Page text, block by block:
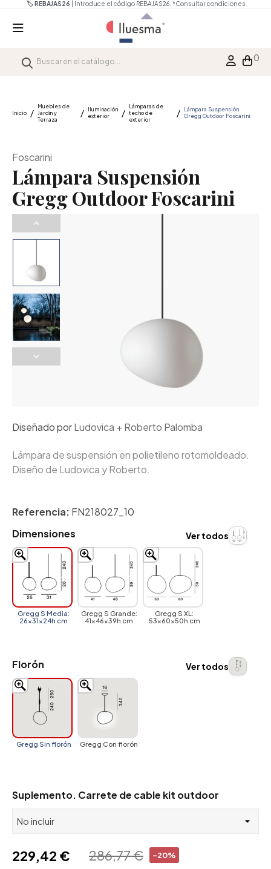
🏷️ REBAJAS26 | Introduce el código REBAJAS26. *Consultar condiciones
0
Inicio
Muebles de
Jardín y
Terraza
Iluminación
exterior
Lámparas de
techo de
exterior
Lámpara Suspensión
Gregg Outdoor Foscarini
Foscarini
Lámpara Suspensión
Gregg Outdoor Foscarini
Diseñado porLudovica + Roberto Palomba
Lámpara de suspensión en polietileno rotomoldeado.
Diseño de Ludovica y Roberto.
Referencia: FN218027_10
Dimensiones
Gregg S Media:
26x31x24h cm
Gregg S Grande:
41x46x39h cm
Gregg S XL:
53x60x50h cm
Ver todos
Florón
Gregg Sin florón Gregg Con florón
Ver todos
Suplemento. Carrete de cable kit outdoor
-20%
286,77 €
229,42 €